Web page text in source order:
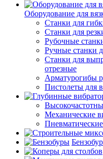
Оборудование для
Станки для
Станки для
Рубочные
Ручные станки
Станки для
отрезные
Арматурогибы
Пистолеты для
Механические